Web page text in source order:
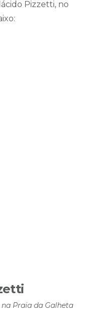
Pizzetti, no
Praia da Galheta